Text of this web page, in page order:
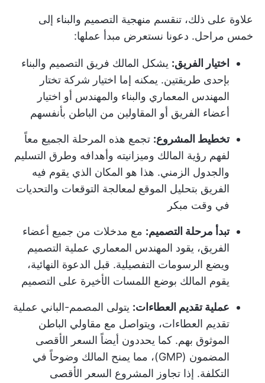
علاوة على ذلك، تنقسم منهجية التصميم والبناء إلى
خمس مراحل. دعونا نستعرض مبدأ عملها:
اختيار الفريق: يشكل المالك فريق التصميم والبناء
بإحدى طريقتين. يمكنه إما اختيار شركة تختار
المهندس المعماري والبناء والمهندس أو اختيار
أعضاء الفريق أو المقاولين من الباطن بأنفسهم
تخطيط المشروع: تجمع هذه المرحلة الجميع معاً
لفهم رؤية المالك وميزانيته وأهدافه وطرق التسليم
والجدول الزمني. هذا هو المكان الذي يقوم فيه
الفريق بتحليل الموقع لمعالجة التوقعات والتحديات
في وقت مبكر
تبدأ مرحلة التصميم: مع مدخلات من جميع أعضاء
الفريق، يقود المهندس المعماري عملية التصميم
ويضع الرسومات التفصيلية. قبل الدعوة النهائية،
يقوم المالك بوضع اللمسات الأخيرة على التصميم
عملية تقديم العطاءات: يتولى المصمم-الباني عملية
تقديم العطاءات، ويتواصل مع مقاولي الباطن
الموثوق بهم. كما يحددون أيضاً السعر الأقصى
المضمون (GMP)، مما يمنح المالك وضوحاً في
التكلفة. إذا تجاوز المشروع السعر الأقصى